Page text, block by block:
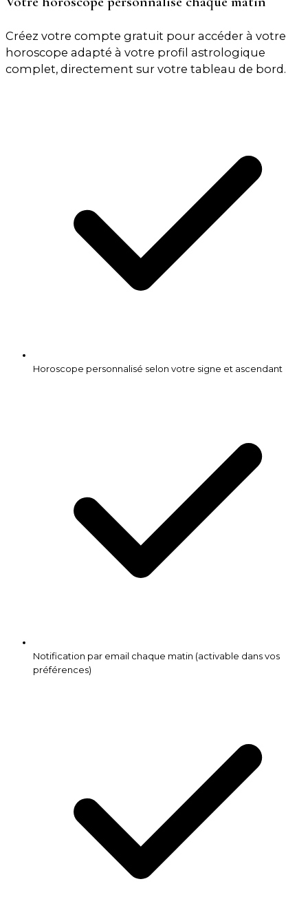
Créez votre compte gratuit pour accéder à votre
horoscope adapté à votre profil astrologique
complet, directement sur votre tableau de bord.
Horoscope personnalisé selon votre signe et ascendant
Notification par email chaque matin (activable dans vos
préférences)